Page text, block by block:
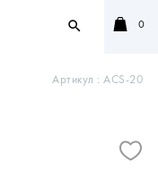
search 0
Артикул : ACS-20